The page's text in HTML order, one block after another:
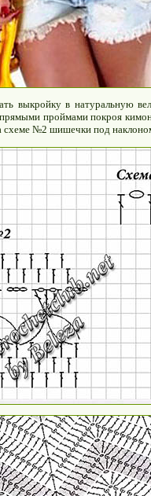
выкройку в натуральную
проймами покроя
схеме №2 шишечки под